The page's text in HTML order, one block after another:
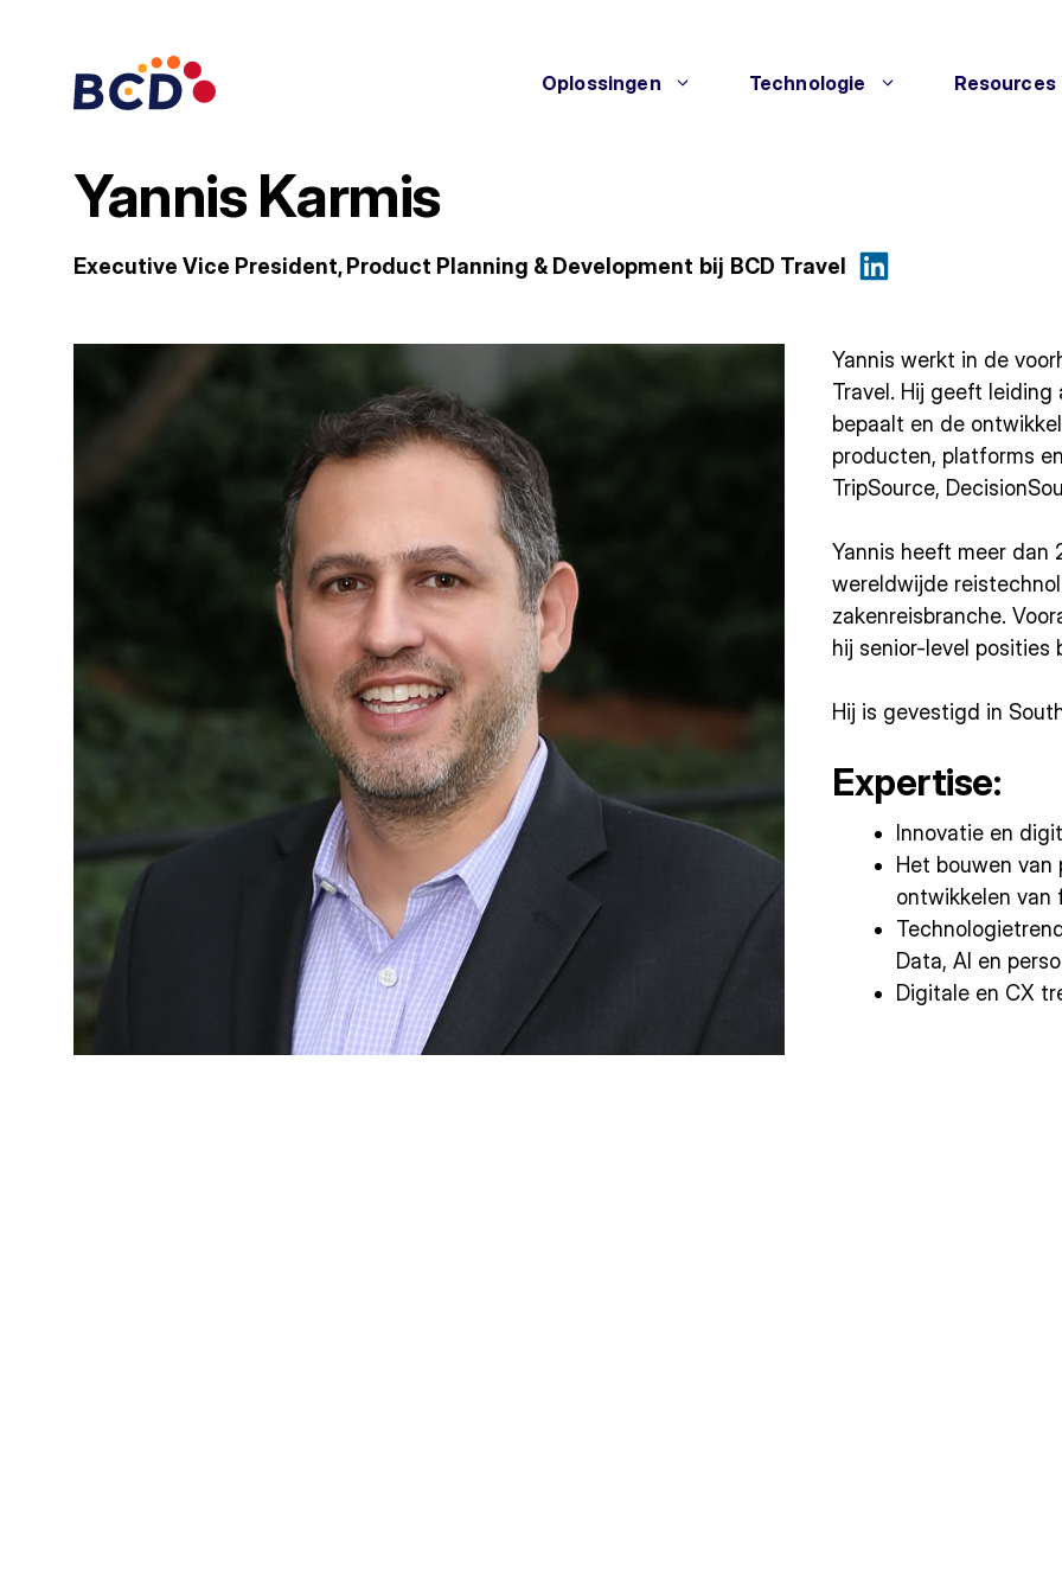
Oplossingen Technologie Resources
Yannis Karmis
Executive Vice President, Product Planning & Development bij BCD Travel
Yannis werkt in de
Travel. Hij geeft
bepaalt en de
producten, platforms
TripSource,
Yannis heeft meer dan
wereldwijde
zakenreisbranche.
hij senior-level posities
Hij is gevestigd in
Expertise:
Innovatie en
Het bouwen
ontwikkelen van
Data, AI en
Digitale en CX